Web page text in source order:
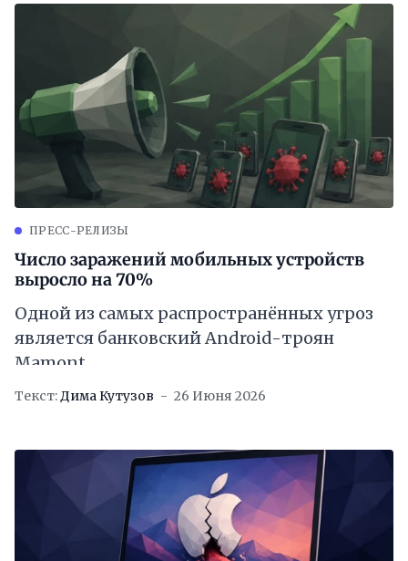
ПРЕСС-РЕЛИЗЫ
Число заражений мобильных устройств
выросло на 70%
Одной из самых распространённых угроз
является банковский Android-троян
Mamont
Текст:Дима Кутузов 26 Июня 2026